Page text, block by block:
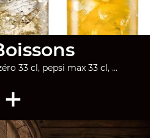
33 cl, pepsi max 33 cl, ...
+